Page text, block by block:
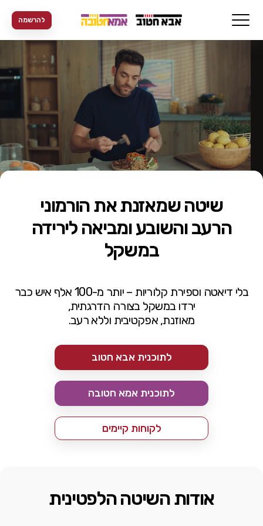
להרשמה
שיטה שמאזנת את הורמוני
הרעב והשובע ומביאה לירידה
במשקל
בלי דיאטה וספירת קלוריות – יותר מ-100 אלף איש כבר
ירדו במשקל בצורה הדרגתית,
מאוזנת, אפקטיבית וללא רעב.
לתוכנית אבא חטוב
לתוכנית אמא חטובה
לקוחות קיימים
אודות השיטה הלפטינית